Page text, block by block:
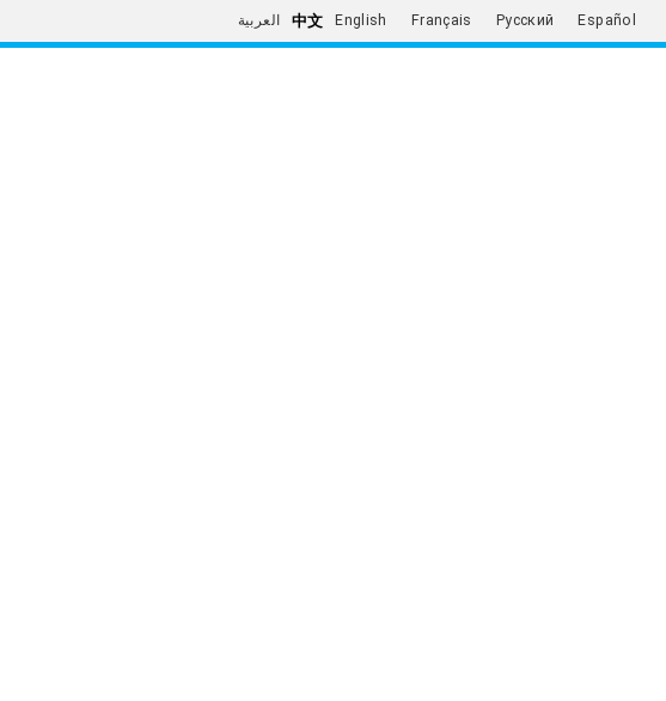
العربية 中文 English Français Русский Español